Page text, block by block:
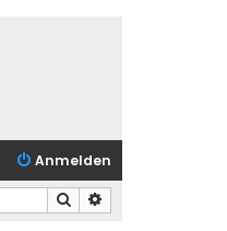
Anmelden
Suche